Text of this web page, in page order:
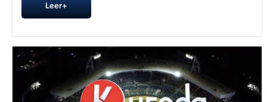
Leer+